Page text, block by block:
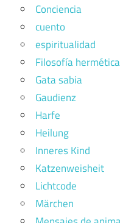
Conciencia
cuento
espiritualidad
Filosofía hermética
Gata sabia
Gaudienz
Harfe
Heilung
Inneres Kind
Katzenweisheit
Lichtcode
Märchen